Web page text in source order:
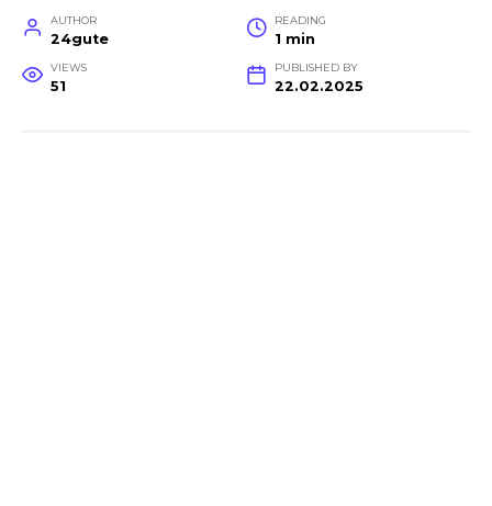
AUTHOR
24gute
READING
1 min
VIEWS
51
PUBLISHED BY
22.02.2025